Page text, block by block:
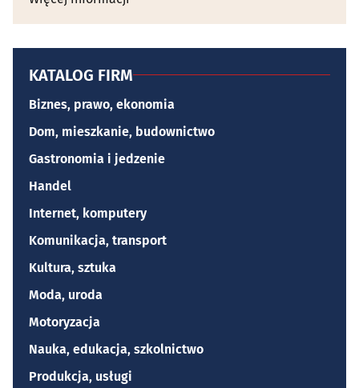
KATALOG FIRM
Biznes, prawo, ekonomia
Dom, mieszkanie, budownictwo
Gastronomia i jedzenie
Handel
Internet, komputery
Komunikacja, transport
Kultura, sztuka
Moda, uroda
Motoryzacja
Nauka, edukacja, szkolnictwo
Produkcja, usługi